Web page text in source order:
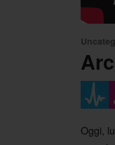
Oggi,